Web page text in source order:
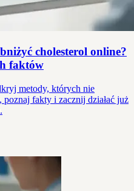
cholesterol online?
faktów
metody, których nie
poznaj fakty i zacznij działać już